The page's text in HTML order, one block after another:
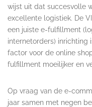
wijst uit dat succesvolle
excellente logistiek. De
een juiste e-fulfillment
internetorders) inrichting
factor voor de online
fulfillment moeilijker en
Op vraag van de e-
jaar samen met negen